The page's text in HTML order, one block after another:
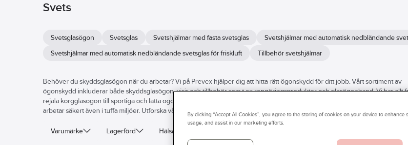
Svets
Svetsglasögon Svetsglas Svetshjälmar med fasta svetsglas
Svetshjälmar med automatisk nedbländande
Svetshjälmar med automatisk nedbländande svetsglas för friskluft
Tillbehör svetshjälmar
Behöver du skyddsglasögon när du arbetar? Vi på Prevex hjälper dig att hitta rätt ögonskydd för ditt jobb. Vårt sortiment av
ögonskydd inkluderar både skyddsglasögon, visir och tillbehör som t ex rengöringsprodukter och glasögonband. Vi har allt
rejäla korgglasögon till sportiga och lätta ögonskydd. Med våra bekväma och smidiga ögonskydd skyddar du ögonen och
arbetar säkert även i tuffa miljöer. Utforska vårt breda utbud av ögonskydd online eller besök din närmsta Prevex-butik.
Varumärke Lagerförd Hälsa & Säkerhet
By clicking “Accept All Cookies”, you agree to the storing of cookies on your device to enhance
usage, and assist in our marketing efforts.